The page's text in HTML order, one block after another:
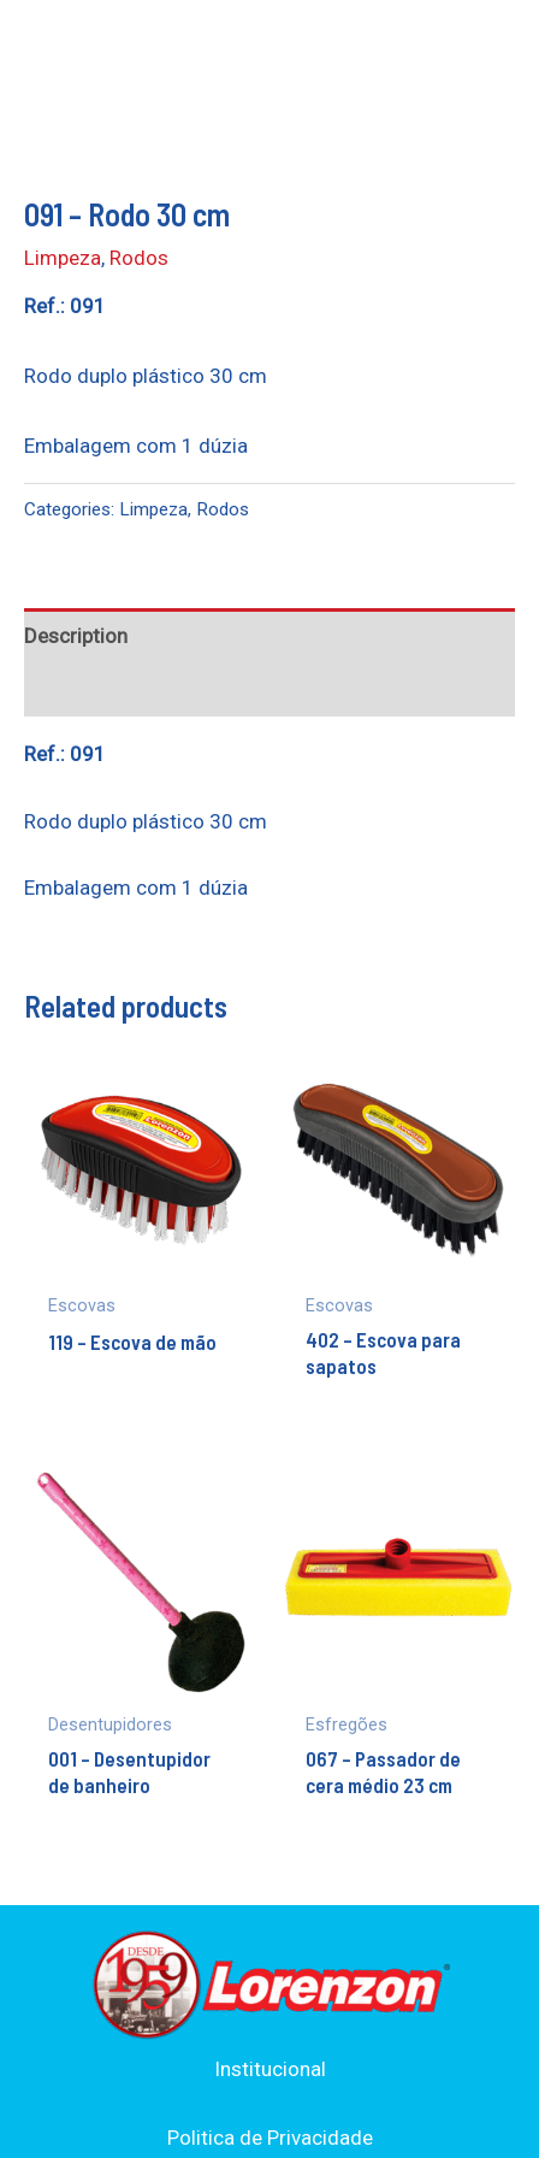
091 – Rodo 30 cm
Limpeza, Rodos
Ref.: 091
Rodo duplo plástico 30 cm
Embalagem com 1 dúzia
Categories: Limpeza, Rodos
Description
Ref.: 091
Rodo duplo plástico 30 cm
Embalagem com 1 dúzia
Related products
Escovas
119 – Escova de mão
Escovas
402 – Escova para
sapatos
Desentupidores
001 – Desentupidor
de banheiro
Esfregões
067 – Passador de
cera médio 23 cm
Institucional
Politica de Privacidade